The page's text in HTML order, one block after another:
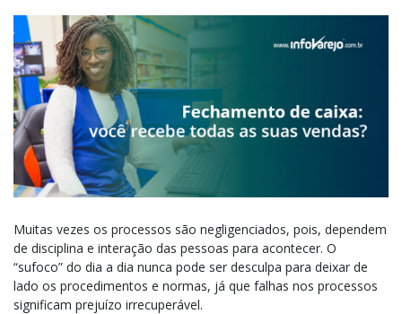
Muitas vezes os processos são negligenciados, pois, dependem
de disciplina e interação das pessoas para acontecer. O
“sufoco” do dia a dia nunca pode ser desculpa para deixar de
lado os procedimentos e normas, já que falhas nos processos
significam prejuízo irrecuperável.